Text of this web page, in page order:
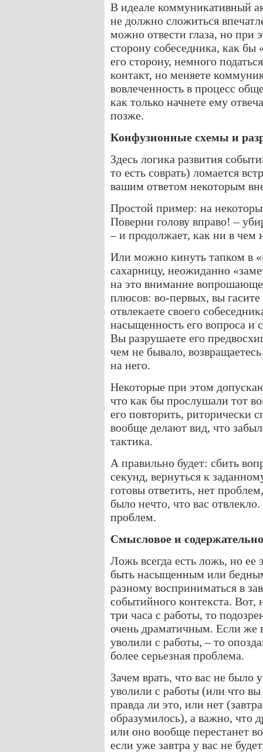
В идеале коммуникативный
не должно сложиться
можно отвести глаза, но при
сторону собеседника, как бы
его сторону, немного
контакт, но меняете
вовлеченность в процесс
как только начнете ему
позже.
Конфузионные схемы и
Здесь логика развития
то есть соврать) ломается
вашим ответом некоторым
Простой пример: на
Поверни голову вправо! –
– и продолжает, как ни в чем
Или можно кинуть тапком в
сахарницу, неожиданно
на это внимание
плюсов: во-первых, вы
отвлекаете своего
насыщенность его вопроса и
Вы разрушаете его
чем не бывало,
на него.
Некоторые при этом
что как бы прослушали тот
его повторить, риторически
вообще делают вид, что
тактика.
А правильно будет: сбить
секунд, вернуться к
готовы ответить, нет
было нечто, что вас
проблем.
Смысловое и
Ложь всегда есть ложь, но
быть насыщенным или
разному восприниматься в
событийного контекста.
три часа с работы, то
очень драматичным. Если же
уволили с работы, – то
более серьезная проблема.
Зачем врать, что вас не было
уволили с работы (или что
правда ли это, или нет
образумилось), а важно, что
или оно вообще перестанет
если уже завтра у вас не